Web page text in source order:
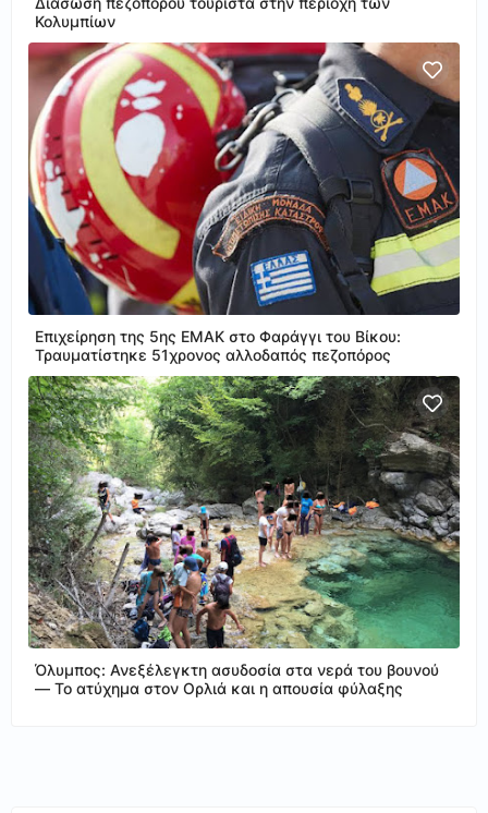
Κολυμπίων
Επιχείρηση της 5ης ΕΜΑΚ στο Φαράγγι του Βίκου:
Τραυματίστηκε 51χρονος αλλοδαπός πεζοπόρος
Όλυμπος: Ανεξέλεγκτη ασυδοσία στα νερά του βουνού
— Το ατύχημα στον Ορλιά και η απουσία φύλαξης